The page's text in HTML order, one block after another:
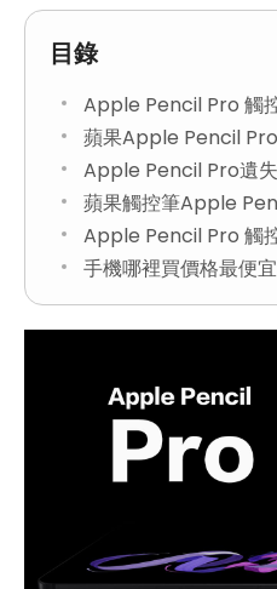
目錄
Apple Pencil Pro 觸
蘋果Apple Pencil
Apple Pencil Pro遺
蘋果觸控筆Apple
Apple Pencil Pro 觸
手機哪裡買價格最便